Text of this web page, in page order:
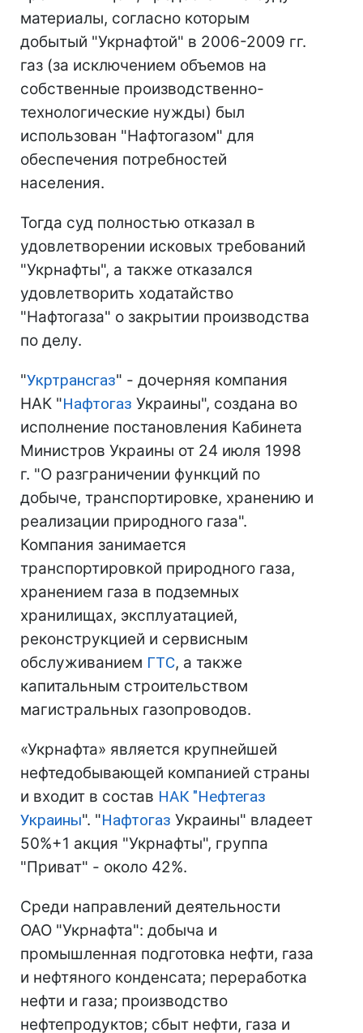
материалы, согласно которым
добытый "Укрнафтой" в 2006-2009 гг.
газ (за исключением объемов на
собственные производственно-
технологические нужды) был
использован "Нафтогазом" для
обеспечения потребностей
населения.
Тогда суд полностью отказал в
удовлетворении исковых требований
"Укрнафты", а также отказался
удовлетворить ходатайство
"Нафтогаза" о закрытии производства
по делу.
"Укртрансгаз" - дочерняя компания
НАК "Нафтогаз Украины", создана во
исполнение постановления Кабинета
Министров Украины от 24 июля 1998
г. "О разграничении функций по
добыче, транспортировке, хранению и
реализации природного газа".
Компания занимается
транспортировкой природного газа,
хранением газа в подземных
хранилищах, эксплуатацией,
реконструкцией и сервисным
обслуживанием ГТС, а также
капитальным строительством
магистральных газопроводов.
«Укрнафта» является крупнейшей
нефтедобывающей компанией страны
и входит в состав НАК "Нефтегаз
Украины". "Нафтогаз Украины" владеет
50%+1 акция "Укрнафты", группа
"Приват" - около 42%.
Среди направлений деятельности
ОАО "Укрнафта": добыча и
промышленная подготовка нефти, газа
и нефтяного конденсата; переработка
нефти и газа; производство
нефтепродуктов; сбыт нефти, газа и